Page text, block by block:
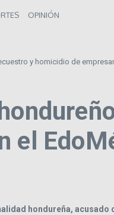
OPINIÓN
y homicidio de
el
hondureña,